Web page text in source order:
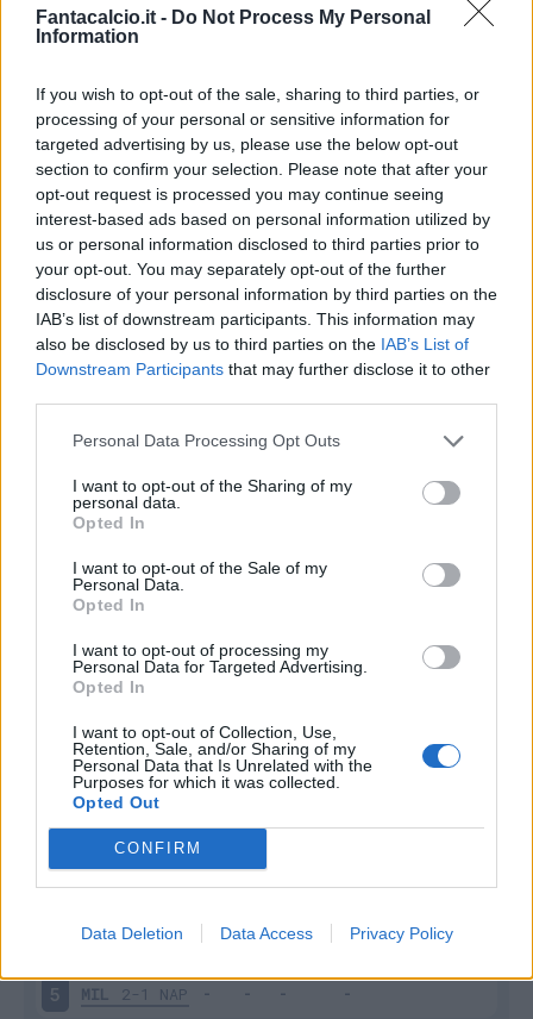
Fantacalcio.it - Do Not Process My Personal
Information
If you wish to opt-out of the sale, sharing to third parties, or
processing of your personal or sensitive information for
targeted advertising by us, please use the below opt-out
section to confirm your selection. Please note that after your
opt-out request is processed you may continue seeing
interest-based ads based on personal information utilized by
us or personal information disclosed to third parties prior to
your opt-out. You may separately opt-out of the further
disclosure of your personal information by third parties on the
IAB’s list of downstream participants. This information may
also be disclosed by us to third parties on the IAB’s List of
Downstream Participants that may further disclose it to other
Personal Data Processing Opt Outs
I want to opt-out of the Sharing of my
personal data.
Opted In
I want to opt-out of the Sale of my
Personal Data.
Opted In
I want to opt-out of processing my
Personal Data for Targeted Advertising.
Opted In
I want to opt-out of Collection, Use,
Retention, Sale, and/or Sharing of my
Personal Data that Is Unrelated with the
Purposes for which it was collected.
Opted Out
CONFIRM
Data Deletion Data Access Privacy Policy
Classic Mantra
Riepilogo stagione
Titolare 0 - 0%
Entrato 1 - 2%
Squalificato 0 - 0%
Inutilizzato 37 - 97
Scarica riepilogo
stagionale
Scarica
Giornata VotoFVEntrato Uscito Bonus/Malus
MIL 1-2 CRE
2 LEC 0-2 MIL
3 MIL 1-0 BOL
UDI 0-3 MIL
5 MIL 2-1 NAP